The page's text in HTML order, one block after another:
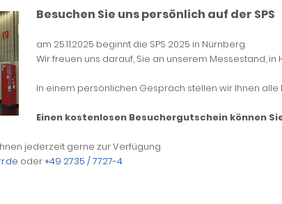
Besuchen Sie uns persönlich auf der SPS
am 25.11.2025 beginnt die SPS 2025 in Nürnberg.
Wir freuen uns darauf, Sie an unserem Messestand, in
In einem persönlichen Gespräch stellen wir Ihnen alle
Einen kostenlosen Besuchergutschein können
jederzeit gerne zur Verfügung
oder+49 2735 / 7727-4